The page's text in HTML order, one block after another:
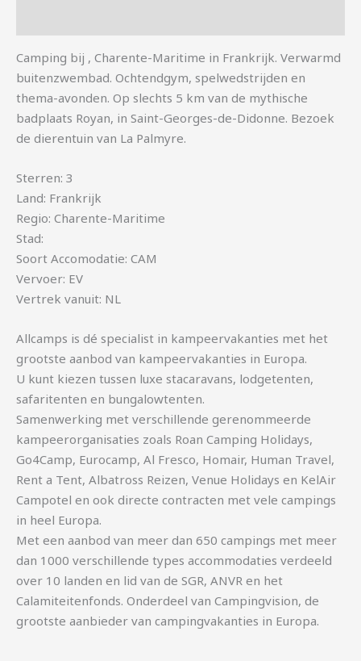
Camping bij , Charente-Maritime in Frankrijk. Verwarmd
buitenzwembad. Ochtendgym, spelwedstrijden en
thema-avonden. Op slechts 5 km van de mythische
badplaats Royan, in Saint-Georges-de-Didonne. Bezoek
de dierentuin van La Palmyre.
Sterren: 3
Land: Frankrijk
Regio: Charente-Maritime
Stad:
Soort Accomodatie: CAM
Vervoer: EV
Vertrek vanuit: NL
Allcamps is dé specialist in kampeervakanties met het
grootste aanbod van kampeervakanties in Europa.
U kunt kiezen tussen luxe stacaravans, lodgetenten,
safaritenten en bungalowtenten.
Samenwerking met verschillende gerenommeerde
kampeerorganisaties zoals Roan Camping Holidays,
Go4Camp, Eurocamp, Al Fresco, Homair, Human Travel,
Rent a Tent, Albatross Reizen, Venue Holidays en KelAir
Campotel en ook directe contracten met vele campings
in heel Europa.
Met een aanbod van meer dan 650 campings met meer
dan 1000 verschillende types accommodaties verdeeld
over 10 landen en lid van de SGR, ANVR en het
Calamiteitenfonds. Onderdeel van Campingvision, de
grootste aanbieder van campingvakanties in Europa.